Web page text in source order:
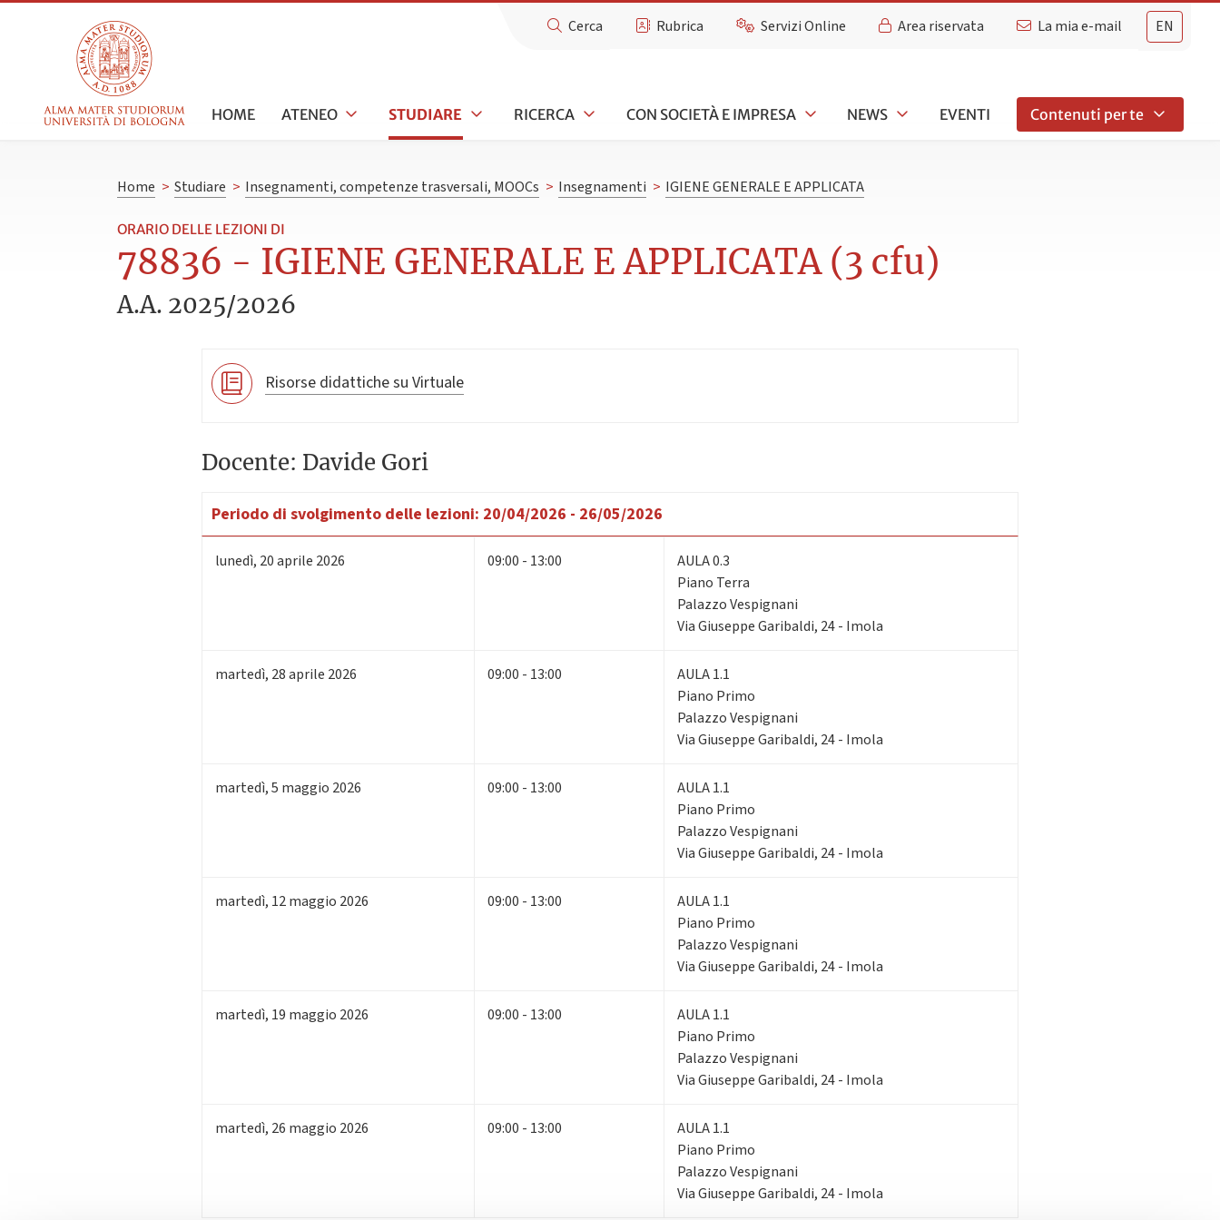
EN
Cerca Rubrica Servizi Online Area riservata La mia e-mail
HOME ATENEO STUDIARE RICERCA CON SOCIETÀ E IMPRESA NEWS EVENTI Contenuti per te
Home > Studiare > Insegnamenti, competenze trasversali, MOOCs > Insegnamenti > IGIENE GENERALE E APPLICATA
ORARIO DELLE LEZIONI DI
78836 - IGIENE GENERALE E APPLICATA (3 cfu)
A.A. 2025/2026
Risorse didattiche su Virtuale
Docente: Davide Gori
Periodo di svolgimento delle lezioni: 20/04/2026 - 26/05/2026
lunedì, 20aprile 2026 09:00 - 13:00
AULA 0.3
Piano Terra
Palazzo Vespignani
Via Giuseppe Garibaldi, 24 - Imola
martedì, 28aprile 2026 09:00 - 13:00
AULA 1.1
Piano Primo
Palazzo Vespignani
Via Giuseppe Garibaldi, 24 - Imola
martedì,5 maggio 2026 09:00 - 13:00
AULA 1.1
Piano Primo
Palazzo Vespignani
Via Giuseppe Garibaldi, 24 - Imola
martedì, 12maggio 2026 09:00 - 13:00
AULA 1.1
Piano Primo
Palazzo Vespignani
Via Giuseppe Garibaldi, 24 - Imola
martedì, 19 maggio 2026 09:00 - 13:00
AULA 1.1
Piano Primo
Palazzo Vespignani
Via Giuseppe Garibaldi, 24 - Imola
martedì, 26 maggio 2026 09:00 - 13:00
AULA 1.1
Piano Primo
Palazzo Vespignani
Via Giuseppe Garibaldi, 24 - Imola